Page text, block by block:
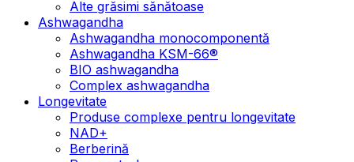
Alte grăsimi sănătoase
Ashwagandha
Ashwagandha monocomponentă
Ashwagandha KSM-66®
BIO ashwagandha
Complex ashwagandha
Longevitate
Produse complexe pentru longevitate
NAD+
Berberină